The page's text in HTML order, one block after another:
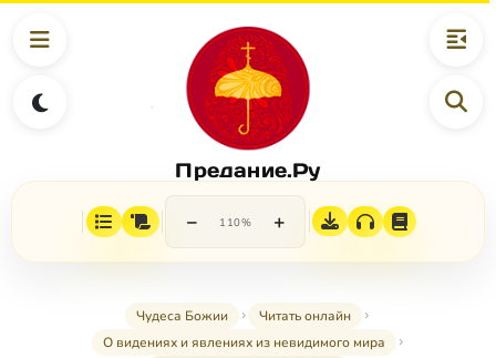
Предание.Ру
− 110% +
Чудеса Божии
Читать онлайн
О видениях и явлениях из невидимого мира